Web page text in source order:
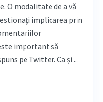
O modalitate de a vă
implicarea prin
important să
pe Twitter. Ca și ...